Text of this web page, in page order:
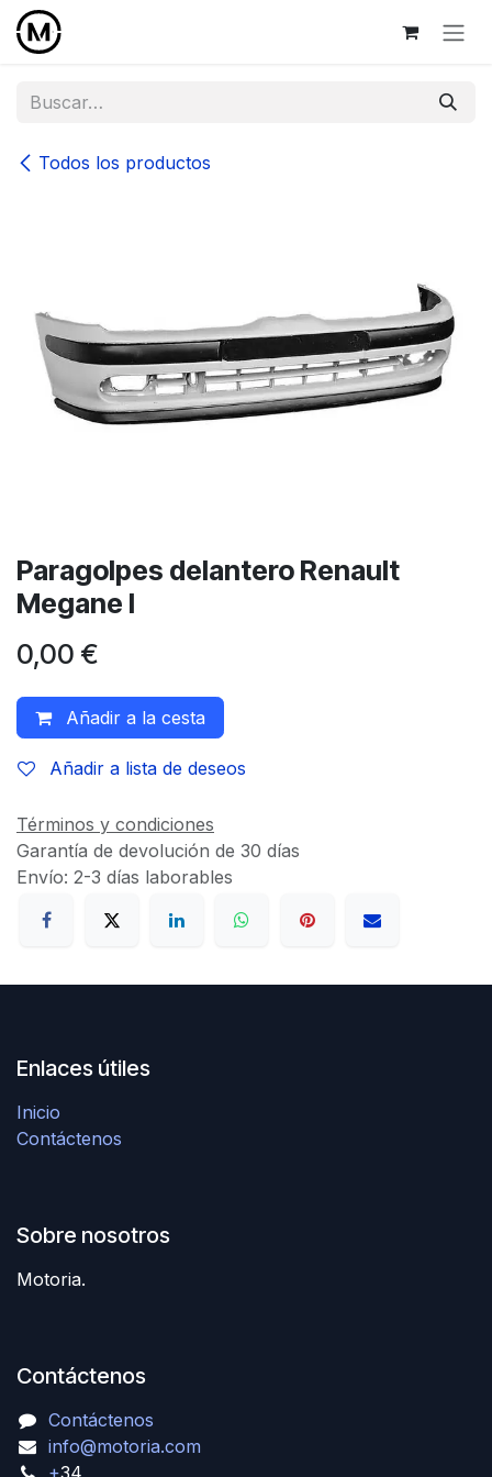
Ir al contenido
Todos los productos
Paragolpes delantero Renault
Megane I
0,00 €
Añadir a la cesta
Añadir a lista de deseos
Términos y condiciones
Garantía de devolución de 30 días
Envío: 2-3 días laborables
Enlaces útiles
Inicio
Contáctenos
Sobre nosotros
Motoria.
Contáctenos
Contáctenos
info@motoria.com